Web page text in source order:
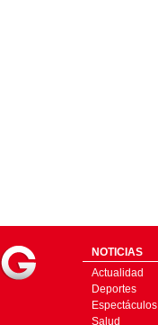
NOTICIAS
Actualidad
Deportes
Espectáculos
Salud